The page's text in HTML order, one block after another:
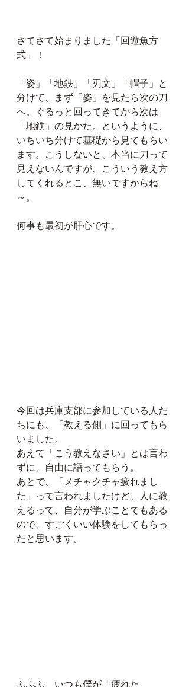
さてさて始まりました「回遊魚方
式」！
「姿」「地鉄」「刃文」「帽子」と
分けて、まず「姿」を見たら次の刀
へ。ぐるっと回ってきてから次は
「地鉄」の見かた。というように、
いちいち分けて基礎から見てもらい
ます。こうしないと、本当に刀って
見えないんですが、こういう教え方
してくれるとこ、無いですからね
～。
何事も最初が肝心です。
今回は兵庫支部に参加している人た
ちにも、「教える側」に回ってもら
いました。
あえて「こう教えなさい」とは言わ
ずに、自由に語ってもらう。
あとで、「メチャクチャ疲れまし
た」って言われましたけど、人に教
えるって、自分が学ぶことでもある
ので、すごくいい体験をしてもらっ
たと思います。
ふふふ、いつも僕が「疲れた